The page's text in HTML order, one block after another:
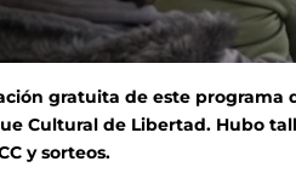
gratuita de este programa
Cultural de Libertad. Hubo
y sorteos.